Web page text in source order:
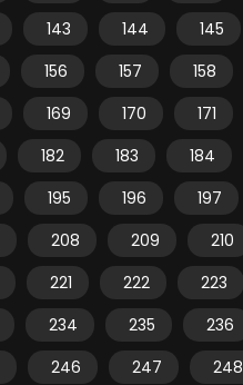
143 144 145
156 157 158
169 170 171
182 183 184
195 196 197
208 209 210
221 222 223
234 235 236
246 247 248